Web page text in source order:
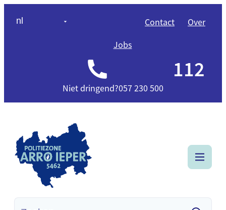
Niet dringend?057 230 500
112
Contact Over
Jobs
nl
Politiezone Arro Ieper
Waarmee kunnen we jou helpen?
Menu